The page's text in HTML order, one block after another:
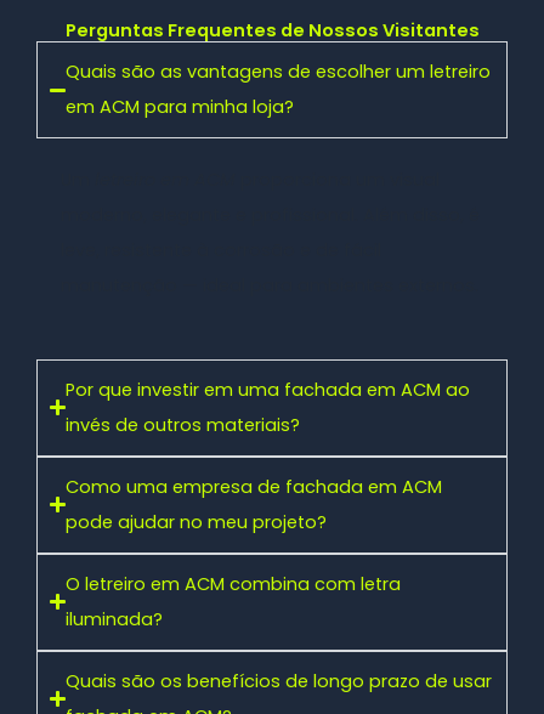
Perguntas Frequentes de Nossos Visitantes
Quais são as vantagens de escolher um letreiro
em ACM para minha loja?
Por que investir em uma fachada em ACM ao
invés de outros materiais?
Como uma empresa de fachada em ACM
pode ajudar no meu projeto?
O letreiro em ACM combina com letra
iluminada?
Quais são os benefícios de longo prazo de usar